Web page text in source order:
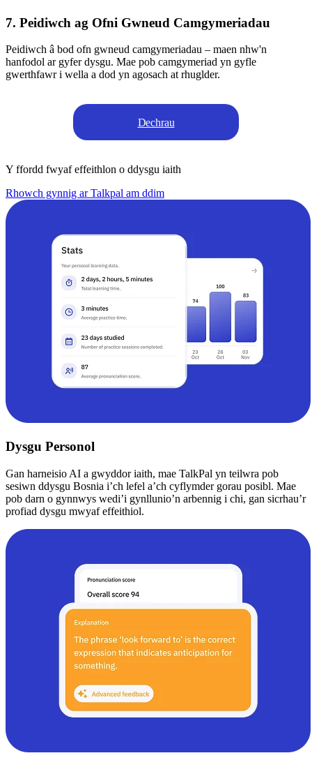
7. Peidiwch ag Ofni Gwneud Camgymeriadau
Peidiwch â bod ofn gwneud camgymeriadau – maen nhw'n
hanfodol ar gyfer dysgu. Mae pob camgymeriad yn gyfle
gwerthfawr i wella a dod yn agosach at rhuglder.
Dechrau
Y ffordd fwyaf effeithlon o ddysgu iaith
Rhowch gynnig ar Talkpal am ddim
Dysgu Personol
Gan harneisio AI a gwyddor iaith, mae TalkPal yn teilwra pob
sesiwn ddysgu Bosnia i’ch lefel a’ch cyflymder gorau posibl. Mae
pob darn o gynnwys wedi’i gynllunio’n arbennig i chi, gan sicrhau’r
profiad dysgu mwyaf effeithiol.